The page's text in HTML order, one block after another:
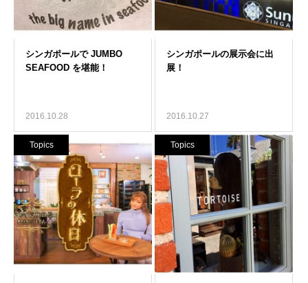
2016.10.28 2016.10.27
Topics Topics